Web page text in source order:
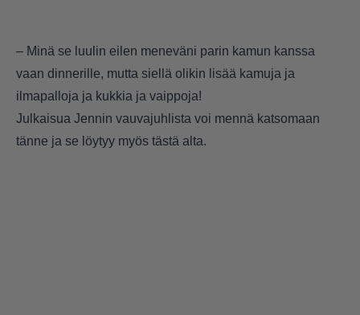
– Minä se luulin eilen meneväni parin kamun kanssa
vaan dinnerille, mutta siellä olikin lisää kamuja ja
ilmapalloja ja kukkia ja vaippoja!
Julkaisua Jennin vauvajuhlista voi mennä katsomaan
tänne ja se löytyy myös tästä alta.